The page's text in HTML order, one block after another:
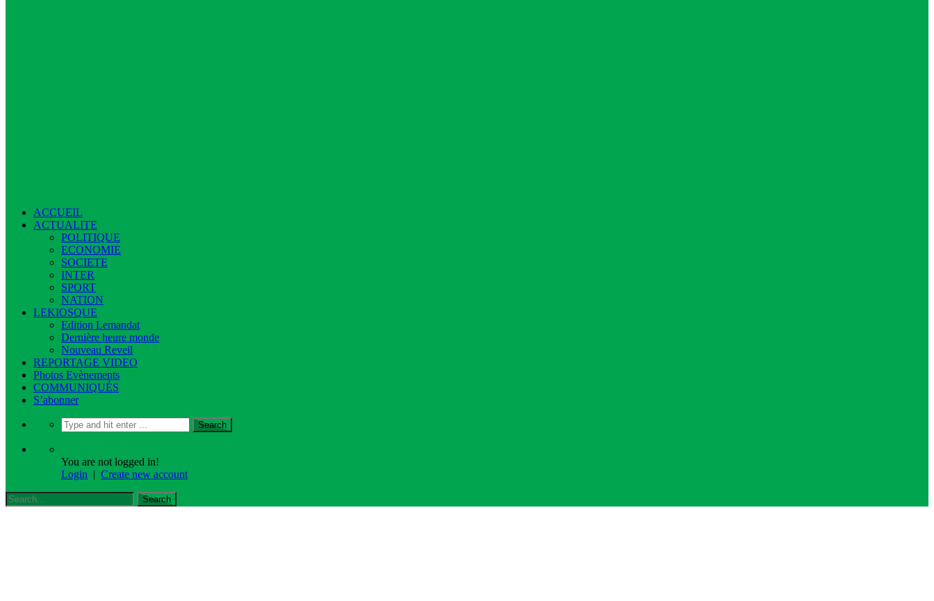
ACCUEIL
ACTUALITE
POLITIQUE
ECONOMIE
SOCIETE
INTER
SPORT
NATION
LEKIOSQUE
Edition Lemandat
Dernière heure monde
Nouveau Reveil
REPORTAGE VIDEO
Photos Evènements
COMMUNIQUÉS
S’abonner
You are not logged in!
Login | Create new account